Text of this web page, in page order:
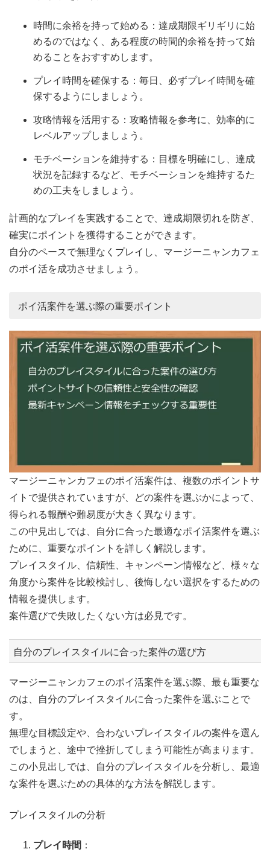
時間に余裕を持って始める：達成期限ギリギリに始
めるのではなく、ある程度の時間的余裕を持って始
めることをおすすめします。
プレイ時間を確保する：毎日、必ずプレイ時間を確
保するようにしましょう。
攻略情報を活用する：攻略情報を参考に、効率的に
レベルアップしましょう。
モチベーションを維持する：目標を明確にし、達成
状況を記録するなど、モチベーションを維持するた
めの工夫をしましょう。
計画的なプレイを実践することで、達成期限切れを防ぎ、
確実にポイントを獲得することができます。
自分のペースで無理なくプレイし、マージーニャンカフェ
のポイ活を成功させましょう。
ポイ活案件を選ぶ際の重要ポイント
マージーニャンカフェのポイ活案件は、複数のポイントサ
イトで提供されていますが、どの案件を選ぶかによって、
得られる報酬や難易度が大きく異なります。
この中見出しでは、自分に合った最適なポイ活案件を選ぶ
ために、重要なポイントを詳しく解説します。
プレイスタイル、信頼性、キャンペーン情報など、様々な
角度から案件を比較検討し、後悔しない選択をするための
情報を提供します。
案件選びで失敗したくない方は必見です。
自分のプレイスタイルに合った案件の選び方
マージーニャンカフェのポイ活案件を選ぶ際、最も重要な
のは、自分のプレイスタイルに合った案件を選ぶことで
す。
無理な目標設定や、合わないプレイスタイルの案件を選ん
でしまうと、途中で挫折してしまう可能性が高まります。
この小見出しでは、自分のプレイスタイルを分析し、最適
な案件を選ぶための具体的な方法を解説します。
プレイスタイルの分析
プレイ時間 ：